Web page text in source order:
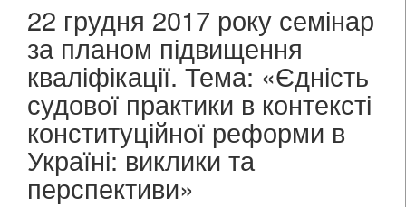
22 грудня 2017 року семінар
за планом підвищення
кваліфікації. Тема: «Єдність
судової практики в контексті
конституційної реформи в
Україні: виклики та
перспективи»